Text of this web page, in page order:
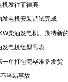
机发往菲律宾
电机安装调试完成
柴油发电机、期待新
电机组型号表
单打包完毕准备发货
当易事故